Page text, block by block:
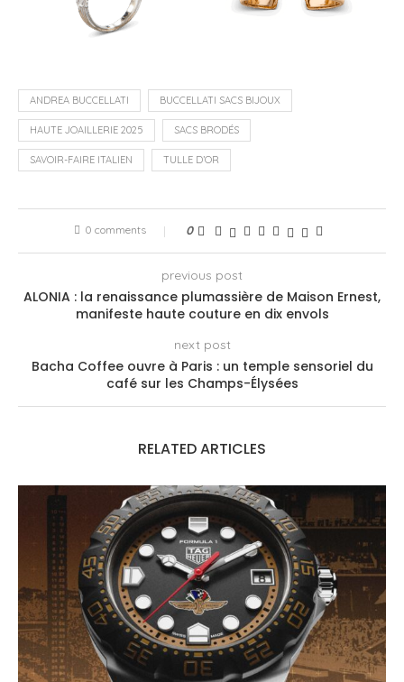
ANDREA BUCCELLATI BUCCELLATI SACS BIJOUX
HAUTE JOAILLERIE 2025 SACS BRODÉS
SAVOIR-FAIRE ITALIEN TULLE D’OR
0 comments 0
previous post
ALONIA : la renaissance plumassière de Maison Ernest,
manifeste haute couture en dix envols
next post
Bacha Coffee ouvre à Paris : un temple sensoriel du
café sur les Champs-Élysées
RELATED ARTICLES